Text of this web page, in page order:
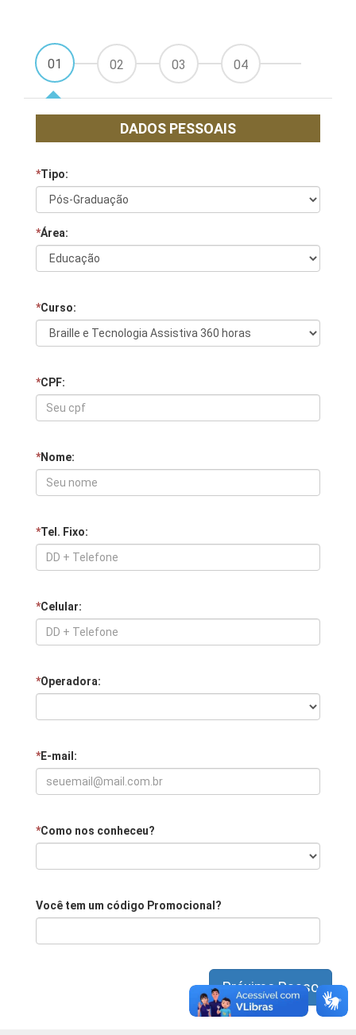
01 02 03 04
DADOS PESSOAIS
*Tipo:
*Área:
*Curso:
*CPF:
*Nome:
*Tel. Fixo:
*Celular:
*Operadora:
*E-mail:
*Como nos conheceu?
Você tem um código Promocional?
Próximo Passo